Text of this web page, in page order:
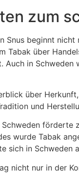
zum
Snus beginnt
Tabak über
Auch in
über
und
förderte
wurde Tabak
sich in Schweden
nicht nur in der